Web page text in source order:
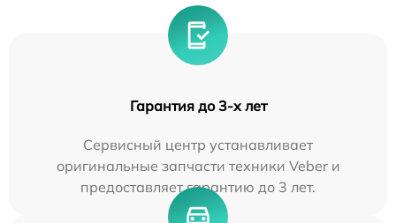
Гарантия до 3-х лет
Сервисный центр устанавливает
оригинальные запчасти техники Veber и
предоставляет гарантию до 3 лет.